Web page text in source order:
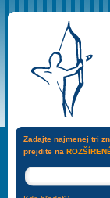
Zadajte najmenej tri
prejdite na